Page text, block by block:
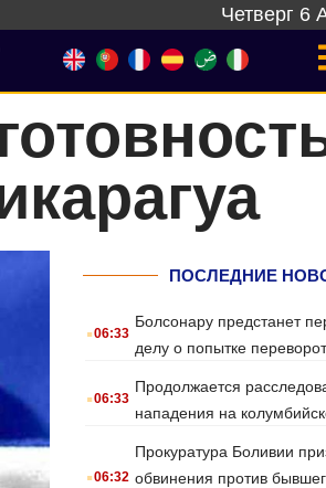
Четверг 6
ПОСЛЕДНИЕ
.06:33
Болсонару предстанет
делу о попытке
.06:33
Продолжается
нападения на
.06:32
Прокуратура Боливии
обвинения против